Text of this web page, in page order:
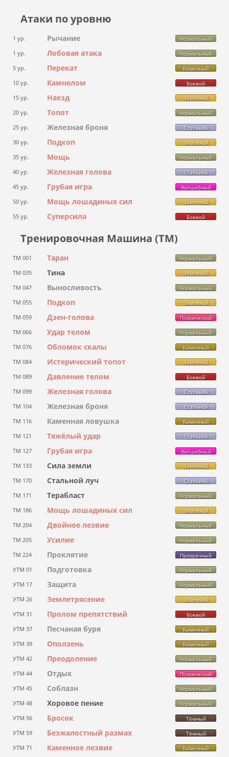
Атаки по уровню
1 ур. Рычание Нормальный
1 ур. Лобовая атака Нормальный
5 ур. Перекат Каменный
10 ур. Камнелом Боевой
15 ур. Наезд Земляной
20 ур. Топот Нормальный
25 ур. Железная броня Стальной
30 ур. Подкоп Земляной
35 ур. Мощь Нормальный
40 ур. Железная голова Стальной
45 ур. Грубая игра Волшебный
50 ур. Мощь лошадиных сил Земляной
55 ур. Суперсила Боевой
Тренировочная Машина (ТМ)
ТМ 001 Таран Нормальный
ТМ 035 Тина Земляной
ТМ 047 Выносливость Нормальный
ТМ 055 Подкоп Земляной
ТМ 059 Дзен-голова Психический
ТМ 066 Удар телом Нормальный
ТМ 076 Обломок скалы Каменный
ТМ 084 Истерический топот Земляной
ТМ 089 Давление телом Боевой
ТМ 099 Железная голова Стальной
ТМ 104 Железная броня Стальной
ТМ 116 Каменная ловушка Каменный
ТМ 121 Тяжёлый удар Стальной
ТМ 127 Грубая игра Волшебный
ТМ 133 Сила земли Земляной
ТМ 170 Стальной луч Стальной
ТМ 171 Терабласт Нормальный
ТМ 186 Мощь лошадиных сил Земляной
ТМ 204 Двойное лезвие Нормальный
ТМ 205 Усилие Нормальный
ТМ 224 Проклятие Призрачный
УТМ 01 Подготовка Нормальный
УТМ 17 Защита Нормальный
УТМ 26 Землетрясение Земляной
УТМ 31 Пролом препятствий Боевой
УТМ 37 Песчаная буря Каменный
УТМ 39 Оползень Каменный
УТМ 42 Преодоление Нормальный
УТМ 44 Отдых Психический
УТМ 45 Соблазн Нормальный
УТМ 48 Хоровое пение Нормальный
УТМ 56 Бросок Тёмный
УТМ 59 Безжалостный размах Тёмный
УТМ 71 Каменное лезвие Каменный